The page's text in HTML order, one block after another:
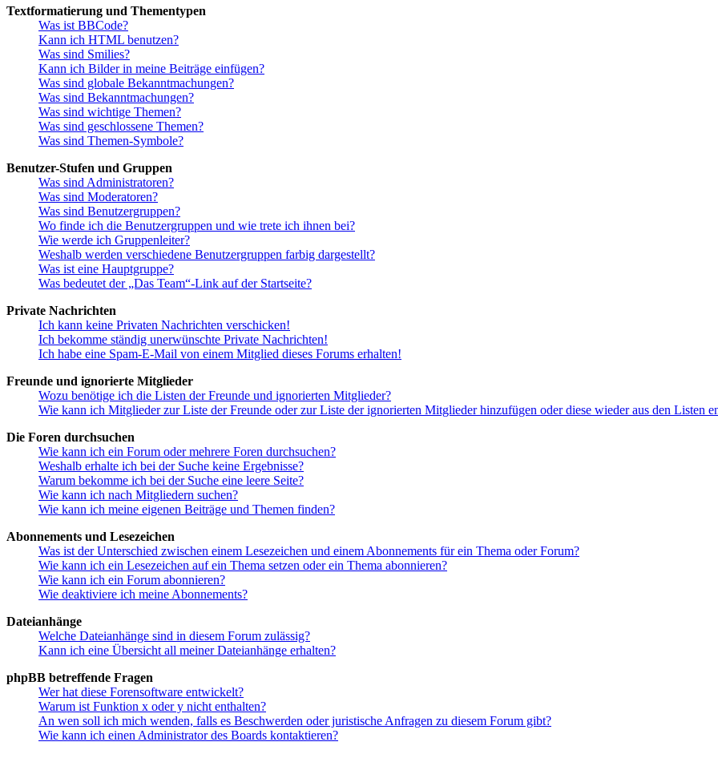
Textformatierung und Thementypen
Was ist BBCode?
Kann ich HTML benutzen?
Was sind Smilies?
Kann ich Bilder in meine Beiträge einfügen?
Was sind globale Bekanntmachungen?
Was sind Bekanntmachungen?
Was sind wichtige Themen?
Was sind geschlossene Themen?
Was sind Themen-Symbole?
Benutzer-Stufen und Gruppen
Was sind Administratoren?
Was sind Moderatoren?
Was sind Benutzergruppen?
Wo finde ich die Benutzergruppen und wie trete ich ihnen bei?
Wie werde ich Gruppenleiter?
Weshalb werden verschiedene Benutzergruppen farbig dargestellt?
Was ist eine Hauptgruppe?
Was bedeutet der „Das Team“-Link auf der Startseite?
Private Nachrichten
Ich kann keine Privaten Nachrichten verschicken!
Ich bekomme ständig unerwünschte Private Nachrichten!
Ich habe eine Spam-E-Mail von einem Mitglied dieses Forums erhalten!
Freunde und ignorierte Mitglieder
Wozu benötige ich die Listen der Freunde und ignorierten Mitglieder?
Wie kann ich Mitglieder zur Liste der Freunde oder zur Liste der ignorierten Mitglieder hinzufügen oder diese wieder aus den Listen
Die Foren durchsuchen
Wie kann ich ein Forum oder mehrere Foren durchsuchen?
Weshalb erhalte ich bei der Suche keine Ergebnisse?
Warum bekomme ich bei der Suche eine leere Seite?
Wie kann ich nach Mitgliedern suchen?
Wie kann ich meine eigenen Beiträge und Themen finden?
Abonnements und Lesezeichen
Was ist der Unterschied zwischen einem Lesezeichen und einem Abonnements für ein Thema oder Forum?
Wie kann ich ein Lesezeichen auf ein Thema setzen oder ein Thema abonnieren?
Wie kann ich ein Forum abonnieren?
Wie deaktiviere ich meine Abonnements?
Dateianhänge
Welche Dateianhänge sind in diesem Forum zulässig?
Kann ich eine Übersicht all meiner Dateianhänge erhalten?
phpBB betreffende Fragen
Wer hat diese Forensoftware entwickelt?
Warum ist Funktion x oder y nicht enthalten?
An wen soll ich mich wenden, falls es Beschwerden oder juristische Anfragen zu diesem Forum gibt?
Wie kann ich einen Administrator des Boards kontaktieren?